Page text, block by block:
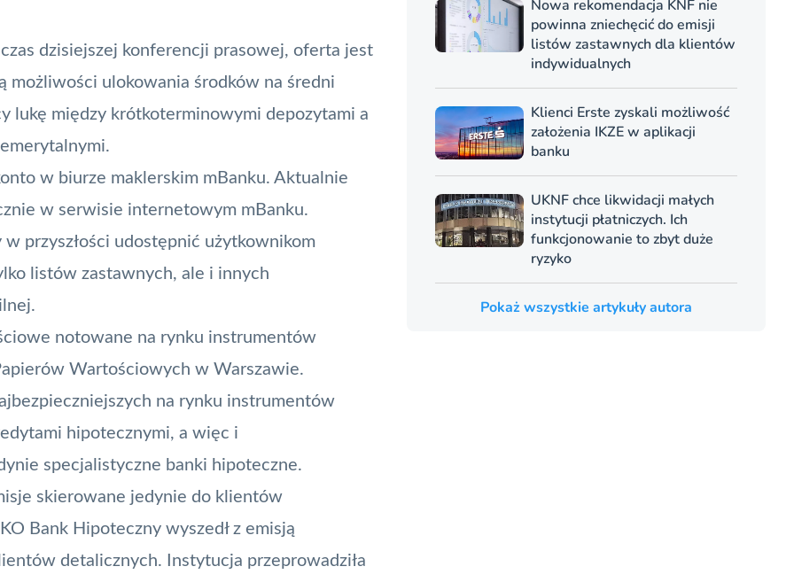
dzisiejszej konferencji prasowej, oferta jest
ulokowania środków na średni
lukę między krótkoterminowymi depozytami a
w biurze maklerskim mBanku. Aktualnie
w serwisie internetowym mBanku.
przyszłości udostępnić użytkownikom
listów zastawnych, ale i innych
notowane na rynku instrumentów
Wartościowych w Warszawie.
na rynku instrumentów
hipotecznymi, a więc i
specjalistyczne banki hipoteczne.
skierowane jedynie do klientów
Bank Hipoteczny wyszedł z emisją
detalicznych. Instytucja przeprowadziła
Nowa rekomendacja KNF nie
powinna zniechęcić do emisji
listów zastawnych dla klientów
indywidualnych
Klienci Erste zyskali możliwość
założenia IKZE w aplikacji
banku
UKNF chce likwidacji małych
instytucji płatniczych. Ich
funkcjonowanie to zbyt duże
ryzyko
Pokaż wszystkie artykuły autora